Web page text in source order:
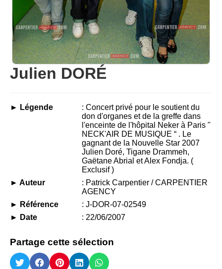
Julien DORÉ
► Légende
: Concert privé pour le soutient du
don d'organes et de la greffe dans
l'enceinte de l'hôpital Neker à Paris "
NECK'AIR DE MUSIQUE “ . Le
gagnant de la Nouvelle Star 2007
Julien Doré, Tigane Drammeh,
Gaëtane Abrial et Alex Fondja. (
Exclusif )
► Auteur
: Patrick Carpentier / CARPENTIER
AGENCY
► Référence
: J-DOR-07-02549
► Date
: 22/06/2007
Partage cette sélection